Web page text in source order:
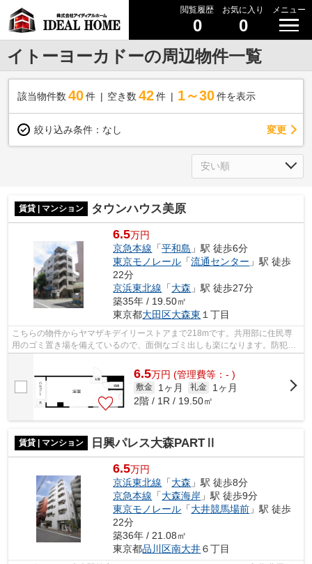
閲覧履歴
0
お気に入り
0
メニュー
イトーヨーカドーの周辺物件一覧
該当物件数 40件 空き数 42 件 1～30 件を表示
絞り込み条件： なし 変更
賃貸 | マンション タウンハウス美原
6.5万円
京急本線 「平和島 」駅 徒歩6分
東京モノレール 「流通センター 」駅 徒歩
22分
京浜東北線 「大森 」駅 徒歩27分
築35年 / 19.50㎡
東京都大田区大森東 １丁目
こちらの物件からヤマザキデイリーストアまで218mです。共用部に住民専
用のゴミ置き場を備えているので、面倒なゴミ出しも楽になります。防犯対
6.5万円 (管理費等：- )
敷金 1ヶ月 礼金
1ヶ月
2階 / 1R / 19.50㎡
賃貸 | マンション 日興パレス大森PARTⅡ
6.5万円
京浜東北線 「大森 」駅 徒歩8分
京急本線 「大森海岸 」駅 徒歩9分
東京モノレール 「大井競馬場前 」駅 徒歩
22分
築36年 / 21.08㎡
東京都品川区南大井６丁目